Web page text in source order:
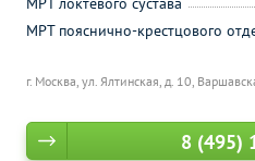
г. Москва, ул. Ялтинская, д. 10,
МРТ пояснично-крестцового
8 (495)